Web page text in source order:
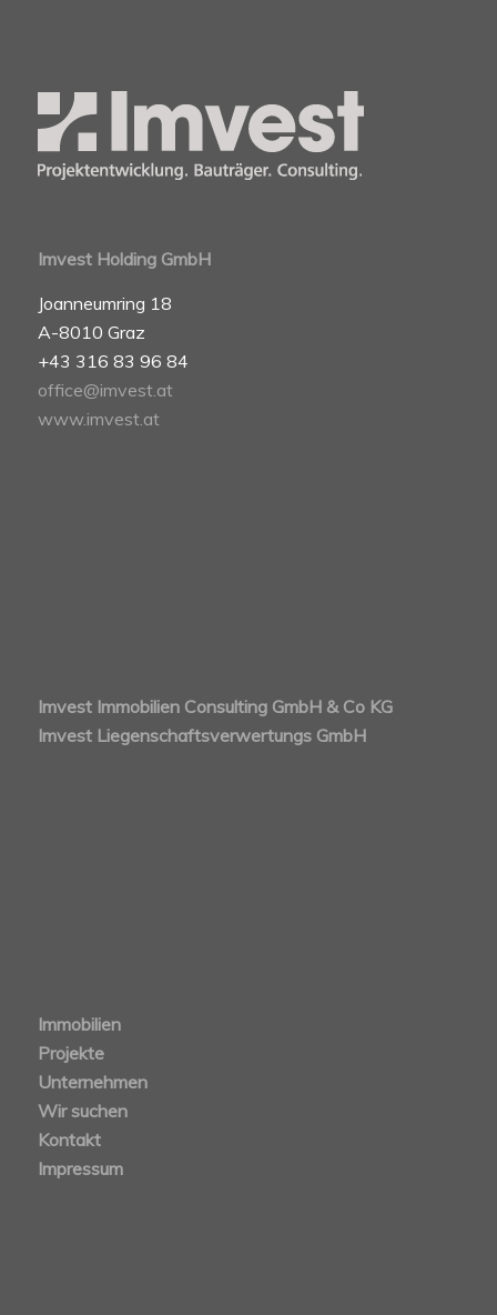
Imvest Holding GmbH
Joanneumring 18
A-8010 Graz
+43 316 83 96 84
office@imvest.at
www.imvest.at
Imvest Immobilien Consulting GmbH & Co KG
Imvest Liegenschaftsverwertungs GmbH
Immobilien
Projekte
Unternehmen
Wir suchen
Kontakt
Impressum